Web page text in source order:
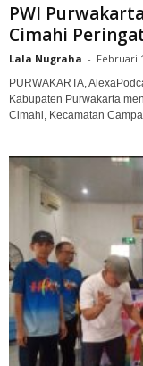
PWI
Cimahi
Lala Nugraha - Februari
PURWAKARTA,
Kabupaten Purwakarta
Cimahi, Kecamatan